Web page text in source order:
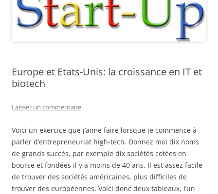
Europe et Etats-Unis: la croissance en IT et
biotech
Laisser un commentaire
Voici un exercice que j’aime faire lorsque je commence à
parler d’entrepreneuriat high-tech. Donnez moi dix noms
de grands succès, par exemple dix sociétés cotées en
bourse et fondées il y a moins de 40 ans. Il est assez facile
de trouver des sociétés américaines, plus difficiles de
trouver des européennes. Voici donc deux tableaux, l’un